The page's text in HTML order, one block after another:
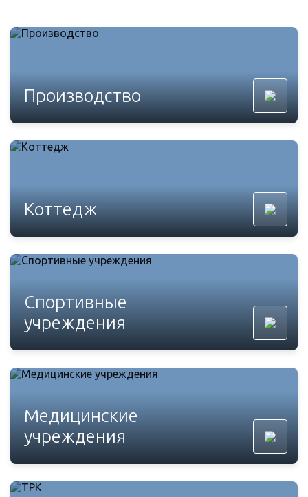
Производство
Коттедж
Спортивные
учреждения
Медицинские
учреждения